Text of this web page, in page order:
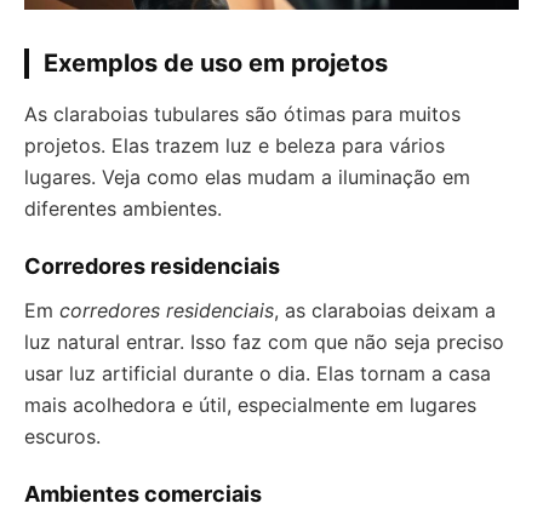
Exemplos de uso em projetos
As claraboias tubulares são ótimas para muitos
projetos. Elas trazem luz e beleza para vários
lugares. Veja como elas mudam a iluminação em
diferentes ambientes.
Corredores residenciais
Em corredores residenciais, as claraboias deixam a
luz natural entrar. Isso faz com que não seja preciso
usar luz artificial durante o dia. Elas tornam a casa
mais acolhedora e útil, especialmente em lugares
escuros.
Ambientes comerciais